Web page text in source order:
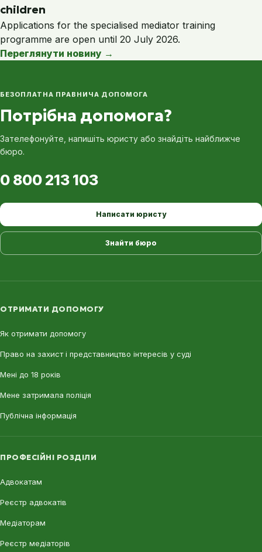
children
Applications for the specialised mediator training
programme are open until 20 July 2026.
Переглянути новину →
БЕЗОПЛАТНА ПРАВНИЧА ДОПОМОГА
Потрібна допомога?
Зателефонуйте, напишіть юристу або знайдіть найближче
бюро.
0 800 213 103
Написати юристу
Знайти бюро
ОТРИМАТИ ДОПОМОГУ
Як отримати допомогу
Право на захист і представництво інтересів у суді
Мені до 18 років
Мене затримала поліція
Публічна інформація
ПРОФЕСІЙНІ РОЗДІЛИ
Адвокатам
Реєстр адвокатів
Медіаторам
Реєстр медіаторів